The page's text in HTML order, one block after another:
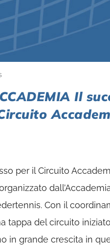
Il
per il Circuito
Con il
tappa del circuito
in grande crescita in